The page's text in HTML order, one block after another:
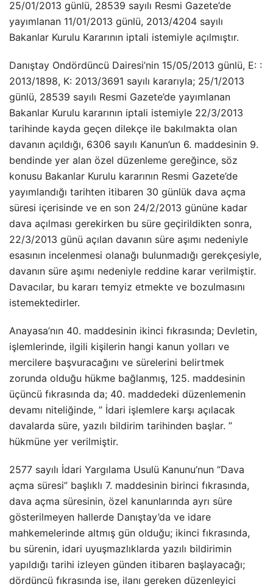
25/01/2013 günlü, 28539 sayılı Resmi Gazete’de
yayımlanan 11/01/2013 günlü, 2013/4204 sayılı
Bakanlar Kurulu Kararının iptali istemiyle açılmıştır.
Danıştay Ondördüncü Dairesi’nin 15/05/2013 günlü, E: :
2013/1898, K: 2013/3691 sayılı kararıyla; 25/1/2013
günlü, 28539 sayılı Resmi Gazete’de yayımlanan
Bakanlar Kurulu kararının iptali istemiyle 22/3/2013
tarihinde kayda geçen dilekçe ile bakılmakta olan
davanın açıldığı, 6306 sayılı Kanun’un 6. maddesinin 9.
bendinde yer alan özel düzenleme gereğince, söz
konusu Bakanlar Kurulu kararının Resmi Gazete’de
yayımlandığı tarihten itibaren 30 günlük dava açma
süresi içerisinde ve en son 24/2/2013 gününe kadar
dava açılması gerekirken bu süre geçirildikten sonra,
22/3/2013 günü açılan davanın süre aşımı nedeniyle
esasının incelenmesi olanağı bulunmadığı gerekçesiyle,
davanın süre aşımı nedeniyle reddine karar verilmiştir.
Davacılar, bu kararı temyiz etmekte ve bozulmasını
istemektedirler.
Anayasa’nın 40. maddesinin ikinci fıkrasında; Devletin,
işlemlerinde, ilgili kişilerin hangi kanun yolları ve
mercilere başvuracağını ve sürelerini belirtmek
zorunda olduğu hükme bağlanmış, 125. maddesinin
üçüncü fıkrasında da; 40. maddedeki düzenlemenin
devamı niteliğinde, ” İdari işlemlere karşı açılacak
davalarda süre, yazılı bildirim tarihinden başlar. ”
hükmüne yer verilmiştir.
2577 sayılı İdari Yargılama Usulü Kanunu’nun “Dava
açma süresi” başlıklı 7. maddesinin birinci fıkrasında,
dava açma süresinin, özel kanunlarında ayrı süre
gösterilmeyen hallerde Danıştay’da ve idare
mahkemelerinde altmış gün olduğu; ikinci fıkrasında,
bu sürenin, idari uyuşmazlıklarda yazılı bildirimin
yapıldığı tarihi izleyen günden itibaren başlayacağı;
dördüncü fıkrasında ise, ilanı gereken düzenleyici